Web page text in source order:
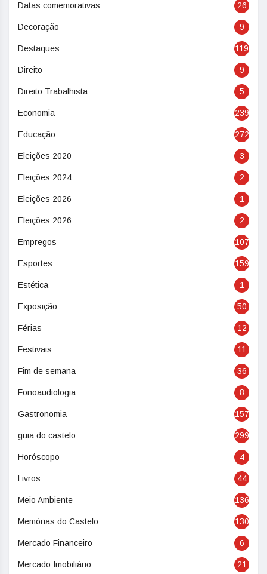
Datas comemorativas 26
Decoração 9
Destaques 119
Direito 9
Direito Trabalhista 5
Economia 239
Educação 272
Eleições 2020 3
Eleições 2024 2
Eleições 2026 1
Eleições 2026 2
Empregos 107
Esportes 159
Estética 1
Exposição 50
Férias 12
Festivais 11
Fim de semana 36
Fonoaudiologia 8
Gastronomia 157
guia do castelo 299
Horóscopo 4
Livros 44
Meio Ambiente 136
Memórias do Castelo 130
Mercado Financeiro 6
Mercado Imobiliário 21